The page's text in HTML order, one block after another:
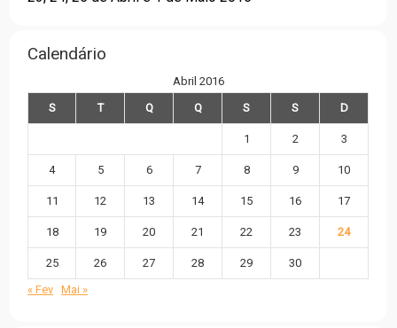
Calendário
Abril 2016
S
T Q Q S S D
1 2 3
4 5 6 7 8 9 10
11 12 13 14 15 16 17
18 19 20 21 22 23 24
25 26 27 28 29
30
« Fev
Mai »